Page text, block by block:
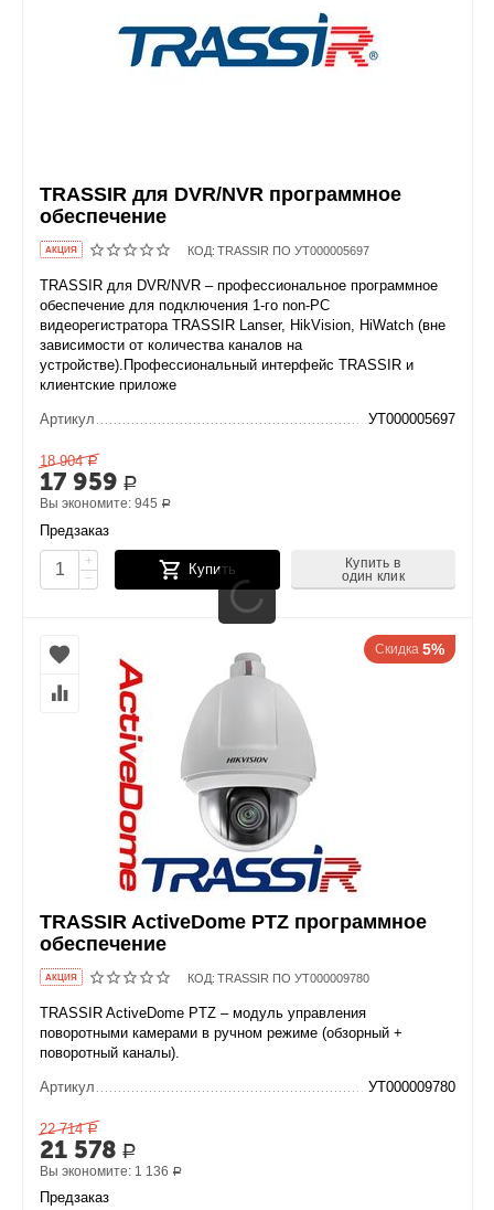
TRASSIR для DVR/NVR программное
обеспечение
AКЦИЯ КОД: TRASSIR ПО УТ000005697
TRASSIR для DVR/NVR – профессиональное программное
обеспечение для подключения 1-го non-PC
видеорегистратора TRASSIR Lanser, HikVision, HiWatch (вне
зависимости от количества каналов на
устройстве).Профессиональный интерфейс TRASSIR и
клиентские приложе
Артикул УТ000005697
18 904 Р
17 959 Р
Вы экономите:945 Р
Предзаказ
+
−
Купить
Купить в
один клик
Скидка 5%
TRASSIR ActiveDome PTZ программное
обеспечение
AКЦИЯ КОД: TRASSIR ПО УТ000009780
TRASSIR ActiveDome PTZ – модуль управления
поворотными камерами в ручном режиме (обзорный +
поворотный каналы).
Артикул УТ000009780
22 714 Р
21 578 Р
Вы экономите: 1 136 Р
Предзаказ